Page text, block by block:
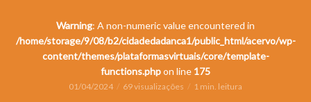
Warning: A non-numeric value encountered in
/home/storage/9/08/b2/cidadedadanca1/public_html/acervo/wp-
content/themes/plataformasvirtuais/core/template-
functions.phpon line 175
01/04/2024 69 visualizações 1 min. leitura